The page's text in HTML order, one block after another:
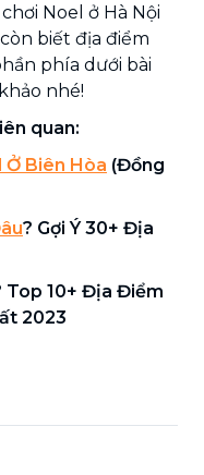
Noel ở Hà Nội
biết địa điểm
phía dưới bài
nhé!
quan:
Biên Hòa (Đồng
? Gợi Ý 30+ Địa
Top 10+ Địa Điểm
2023